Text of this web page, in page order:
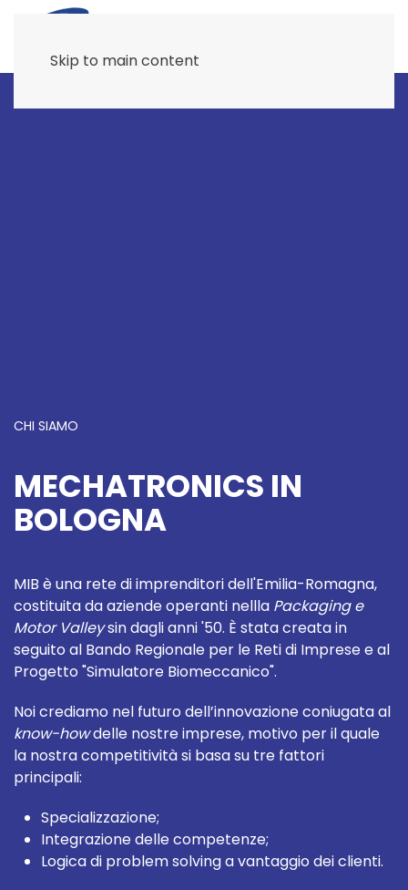
Skip to main content
CHI SIAMO
MECHATRONICS IN
BOLOGNA
MIB è una rete di imprenditori dell'Emilia-Romagna,
costituita da aziende operanti nellla Packaging e
Motor Valleysin dagli anni '50. È stata creata in
seguito al Bando Regionale per le Reti di Imprese e al
Progetto "Simulatore Biomeccanico".
Noi crediamo nel futuro dell’innovazione coniugata al
know-howdelle nostre imprese, motivo per il quale
la nostra competitività si basa su tre fattori
principali:
Specializzazione;
Integrazione delle competenze;
Logica di problem solving a vantaggio dei clienti.